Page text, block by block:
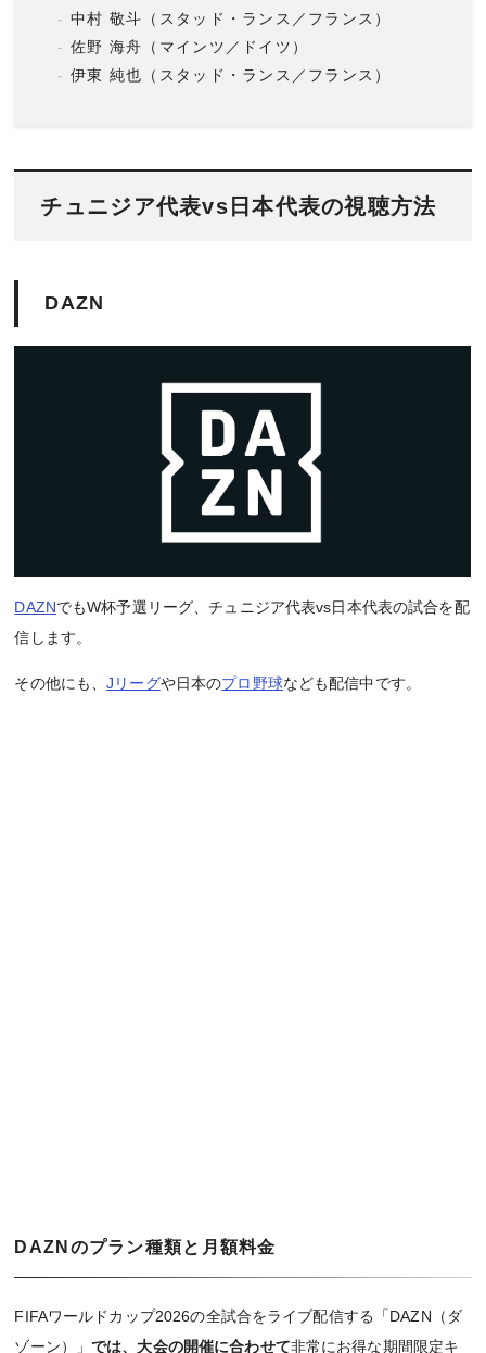
中村 敬斗（スタッド・ランス／フランス）
佐野 海舟（マインツ／ドイツ）
伊東 純也（スタッド・ランス／フランス）
チュニジア代表vs日本代表の視聴方法
DAZN
DAZNでもW杯予選リーグ、チュニジア代表vs日本代表の試合を配
信します。
その他にも、Jリーグや日本のプロ野球なども配信中です。
DAZNのプラン種類と月額料金
FIFAワールドカップ2026の全試合をライブ配信する「DAZN（ダ
ゾーン）」では、大会の開催に合わせて非常にお得な期間限定キ